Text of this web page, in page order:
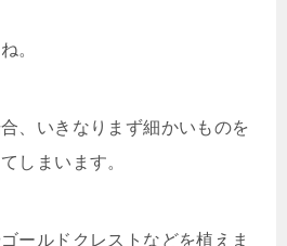
。
、いきなりまず細かいものを
しまいます。
ールドクレストなどを植えま